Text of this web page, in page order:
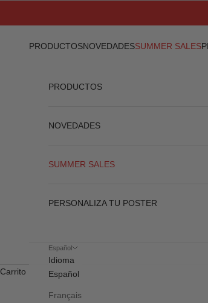
PRODUCTOSNOVEDADESSUMMER SALES
PRODUCTOS
NOVEDADES
SUMMER SALES
PERSONALIZA TU POSTER
Español
Idioma
Español
Français
Carrito